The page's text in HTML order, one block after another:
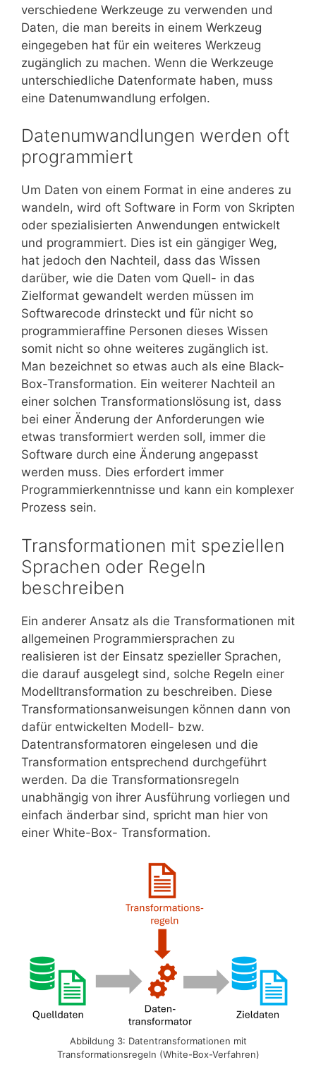
verschiedene Werkzeuge zu verwenden und
Daten, die man bereits in einem Werkzeug
eingegeben hat für ein weiteres Werkzeug
zugänglich zu machen. Wenn die Werkzeuge
unterschiedliche Datenformate haben, muss
eine Datenumwandlung erfolgen.
Datenumwandlungen werden oft
programmiert
Um Daten von einem Format in eine anderes zu
wandeln, wird oft Software in Form von Skripten
oder spezialisierten Anwendungen entwickelt
und programmiert. Dies ist ein gängiger Weg,
hat jedoch den Nachteil, dass das Wissen
darüber, wie die Daten vom Quell- in das
Zielformat gewandelt werden müssen im
Softwarecode drinsteckt und für nicht so
programmieraffine Personen dieses Wissen
somit nicht so ohne weiteres zugänglich ist.
Man bezeichnet so etwas auch als eine Black-
Box-Transformation. Ein weiterer Nachteil an
einer solchen Transformationslösung ist, dass
bei einer Änderung der Anforderungen wie
etwas transformiert werden soll, immer die
Software durch eine Änderung angepasst
werden muss. Dies erfordert immer
Programmierkenntnisse und kann ein komplexer
Prozess sein.
Transformationen mit speziellen
Sprachen oder Regeln
beschreiben
Ein anderer Ansatz als die Transformationen mit
allgemeinen Programmiersprachen zu
realisieren ist der Einsatz spezieller Sprachen,
die darauf ausgelegt sind, solche Regeln einer
Modelltransformation zu beschreiben. Diese
Transformationsanweisungen können dann von
dafür entwickelten Modell- bzw.
Datentransformatoren eingelesen und die
Transformation entsprechend durchgeführt
werden. Da die Transformationsregeln
unabhängig von ihrer Ausführung vorliegen und
einfach änderbar sind, spricht man hier von
einer White-Box- Transformation.
Abbildung 3: Datentransformationen mit
Transformationsregeln (White-Box-Verfahren)